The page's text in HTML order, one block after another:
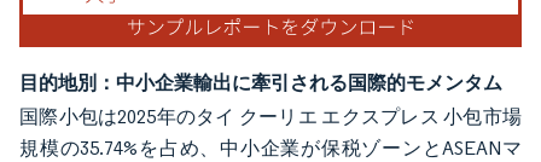
目的地別：中小企業輸出に牽引される国際的モメンタム
国際小包は2025年のタイ クーリエ エクスプレス 小包市場
規模の35.74%を占め、中小企業が保税ゾーンとASEANマ